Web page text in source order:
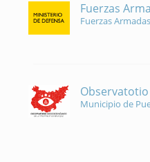
Fuerzas
Fuerzas Armadas
Municipio de